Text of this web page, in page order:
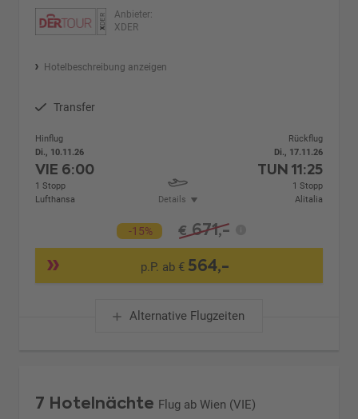
Anbieter:
XDER
Hotelbeschreibung anzeigen
Transfer
Hinflug
Di., 10.11.26
VIE 6:00
1 Stopp
Lufthansa
Details
Rückflug
Di., 17.11.26
TUN 11:25
1 Stopp
Alitalia
-15% € 671,-
p.P. ab € 564,-
Alternative Flugzeiten
7 Hotelnächte Flug ab Wien (VIE)